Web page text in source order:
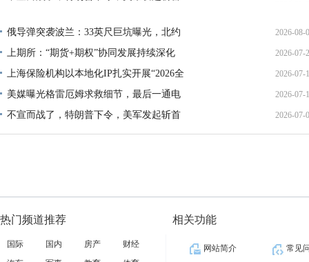
俄导弹突袭波兰：33英尺巨坑曝光，北约 2026-08-
上期所：“期货+期权”协同发展持续深化 2026-07-
上海保险机构以本地化IP扎实开展“2026全 2026-07-
美媒曝光格雷厄姆求救细节，最后一通电 2026-07-
不宣而战了，特朗普下令，美军发起斩首 2026-07-
热门频道推荐
国际 国内 房产
财经
相关功能
网站简介 常见